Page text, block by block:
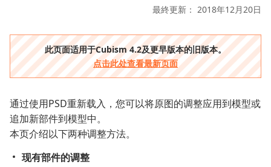
最終更新： 2018年12月20日
此页面适用于Cubism 4.2及更早版本的旧版本。
点击此处查看最新页面
通过使用PSD重新载入，您可以将原图的调整应用到模型或
追加新部件到模型中。
本页介绍以下两种调整方法。
现有部件的调整